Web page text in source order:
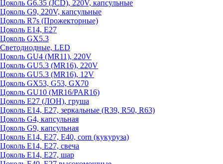
Цоколь G6.35 (JCD), 220V, капсульные
Цоколь G9, 220V, капсульные
Цоколь R7s (Прожекторные)
Цоколь E14, E27
Цоколь GX5.3
Светодиодные, LED
Цоколь GU4 (MR11), 220V
Цоколь GU5.3 (MR16), 220V
Цоколь GU5.3 (MR16), 12V
Цоколь GX53, G53, GX70
Цоколь GU10 (MR16/PAR16)
Цоколь Е27 (ЛОН), груша
Цоколь Е14, Е27, зеркальные (R39, R50, R63)
Цоколь G4, капсульная
Цоколь G9, капсульная
Цоколь Е14, Е27, Е40, corn (кукуруза)
Цоколь Е14, Е27, свеча
Цоколь Е14, Е27, шар